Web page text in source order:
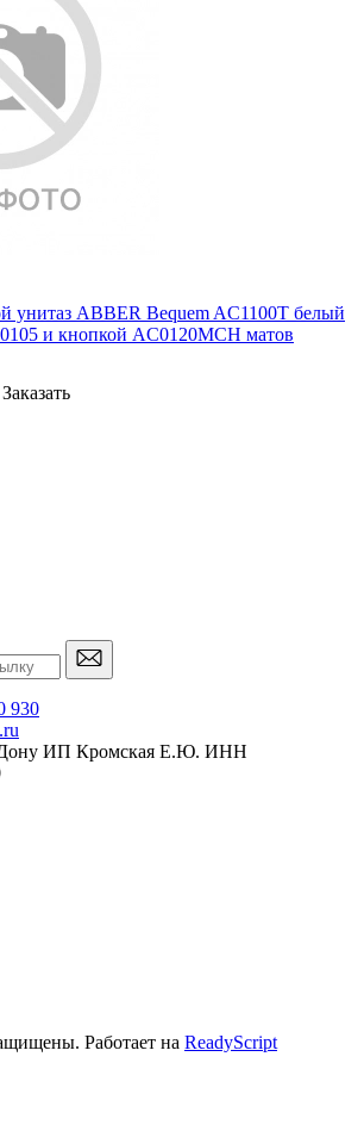
унитаз ABBER Bequem AC1100T белый
и кнопкой AC0120MCH матов
Заказать
930
Дону ИП Кромская Е.Ю. ИНН
Работает на ReadyScript